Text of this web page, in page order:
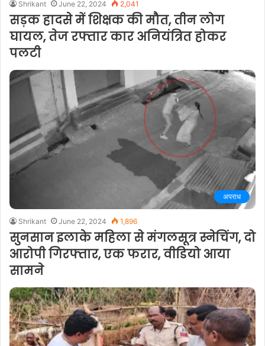
Shrikant June 22, 2024 2,041
सड़क हादसे में शिक्षक की मौत, तीन लोग
घायल, तेज रफ्तार कार अनियंत्रित होकर
पलटी
अपराध
Shrikant June 22, 2024 1,896
सुनसान इलाके महिला से मंगलसूत्र स्नेचिंग, दो
आरोपी गिरफ्तार, एक फरार, वीडियो आया
सामने